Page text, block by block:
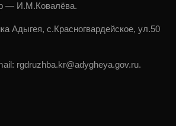
— И.М.Ковалёва.
Адыгея, с.Красногвардейское, ул.50
rgdruzhba.kr@adygheya.gov.ru.